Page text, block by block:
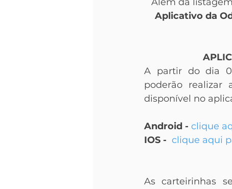
Além da
Aplicativo da
A partir do dia
poderão realizar
disponível no
Android - clique
IOS - clique aqui
As carteirinhas